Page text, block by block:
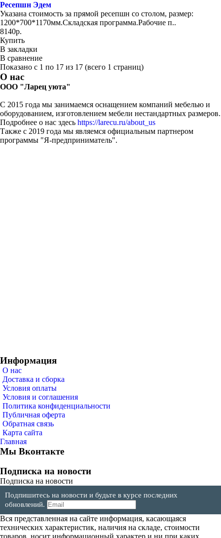
Ресепшн Эдем
Указана стоимость за прямой ресепшн со столом, размер:
1200*700*1170мм.Складская программа.Рабочие п..
8140р.
Купить
В закладки
В сравнение
Показано с 1 по 17 из 17 (всего 1 страниц)
О нас
ООО "Ларец уюта"
С 2015 года мы занимаемся оснащением компаний мебелью и
оборудованием, изготовлением мебели нестандартных размеров.
Подробнее о нас здесь https://larecu.ru/about_us
Также с 2019 года мы являемся официальным партнером
программы "Я-предприниматель".
Информация
О нас
Доставка и сборка
Условия оплаты
Условия и соглашения
Политика конфиденциальности
Публичная оферта
Обратная связь
Карта сайта
Главная
Мы Вконтакте
Подписка на новости
Подписка на новости
Подпишитесь на новости и будьте в курсе последних
обновлений.
Вся представленная на сайте информация, касающаяся
технических характеристик, наличия на складе, стоимости
товаров, носит информационный характер и ни при каких